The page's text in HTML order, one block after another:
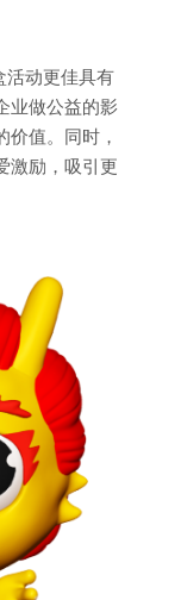
活动更佳具有
业做公益的影
值。同时，
激励，吸引更